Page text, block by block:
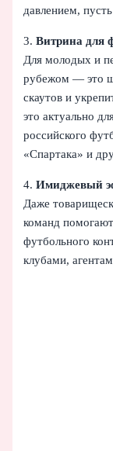
давлением,
3.Витрина для
Для молодых и
рубежом — это
скаутов и
это актуально
российского
«Спартака» и
4.Имиджевый
Даже
команд
футбольного
клубами,